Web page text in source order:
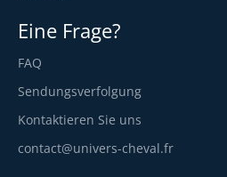
Eine Frage?
FAQ
Sendungsverfolgung
Kontaktieren Sie uns
contact@univers-cheval.fr